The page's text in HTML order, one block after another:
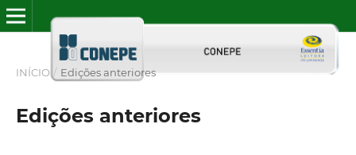
INÍCIO / Edições anteriores
Edições anteriores